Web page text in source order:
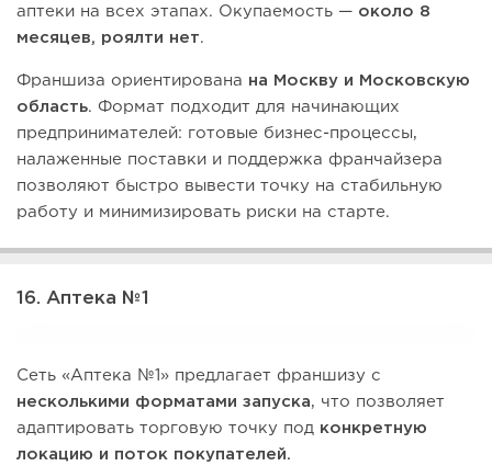
аптеки на всех этапах. Окупаемость — около 8
месяцев, роялти нет.
Франшиза ориентирована на Москву и Московскую
область. Формат подходит для начинающих
предпринимателей: готовые бизнес-процессы,
налаженные поставки и поддержка франчайзера
позволяют быстро вывести точку на стабильную
работу и минимизировать риски на старте.
16. Аптека №1
Сеть «Аптека №1» предлагает франшизу с
несколькими форматами запуска, что позволяет
адаптировать торговую точку под конкретную
локацию и поток покупателей.